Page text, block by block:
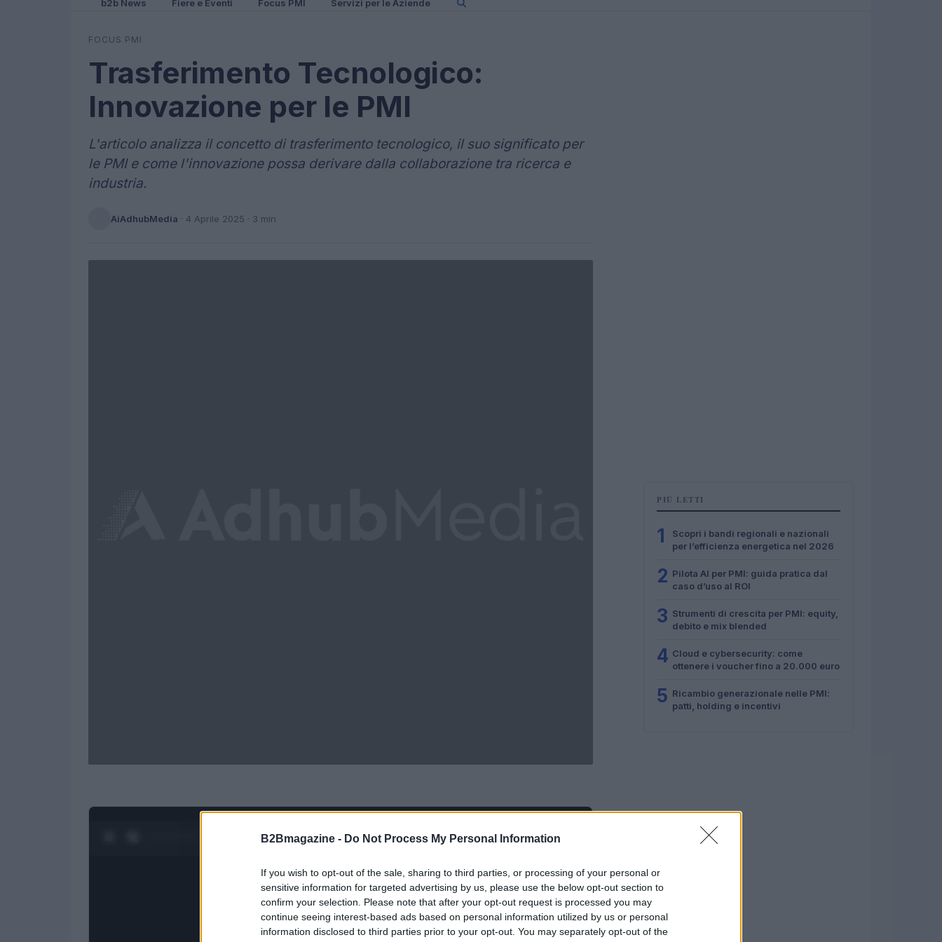
B2Bmagazine - Do Not Process My Personal Information
If you wish to opt-out of the sale, sharing to third parties, or processing of your personal or
sensitive information for targeted advertising by us, please use the below opt-out section to
confirm your selection. Please note that after your opt-out request is processed you may
continue seeing interest-based ads based on personal information utilized by us or personal
information disclosed to third parties prior to your opt-out. You may separately opt-out of the
b2b News Fiere e Eventi Focus PMI Servizi per le Aziende
FOCUS PMI
Trasferimento Tecnologico:
Innovazione per le PMI
L'articolo analizza il concetto di trasferimento tecnologico, il suo significato per
le PMI e come l'innovazione possa derivare dalla collaborazione tra ricerca e
industria.
AiAdhubMedia · 4 Aprile 2025 · 3 min
1/4 POWERED BY AdhubMedia
PIÙ LETTI
1
Scopri i bandi regionali e nazionali
per l’efficienza energetica nel 2026
2 Pilota AI per PMI: guida pratica dal
caso d’uso al ROI
3 Strumenti di crescita per PMI: equity,
debito e mix blended
4 Cloud e cybersecurity: come
ottenere i voucher fino a 20.000 euro
5 Ricambio generazionale nelle PMI:
patti, holding e incentivi